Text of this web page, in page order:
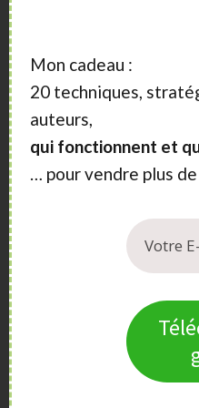
Un diffuseur de livres
d’afficher ses livres sur
Une solution anglo-
numériques et audios,
http://bookwire.fr
Mon cadeau :
20 techniques,
auteurs,
qui fonctionnent et
… pour vendre plus